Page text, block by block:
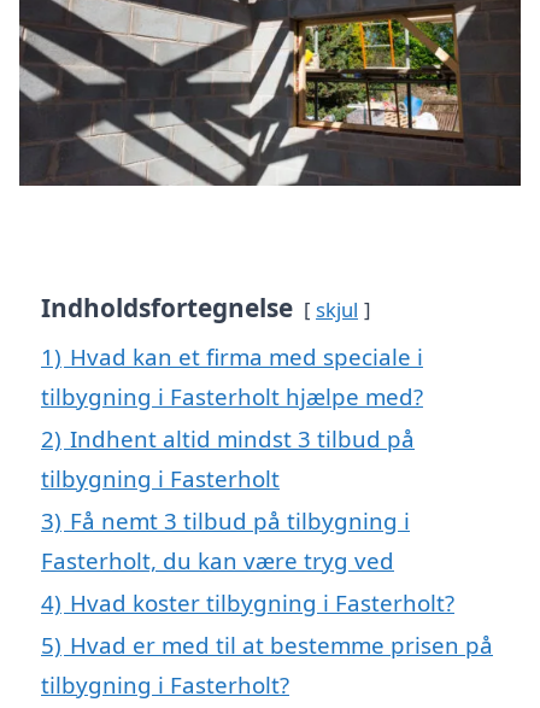
Indholdsfortegnelse skjul
1) Hvad kan et firma med speciale i
tilbygning i Fasterholt hjælpe med?
2) Indhent altid mindst 3 tilbud på
tilbygning i Fasterholt
3) Få nemt 3 tilbud på tilbygning i
Fasterholt, du kan være tryg ved
4) Hvad koster tilbygning i Fasterholt?
5) Hvad er med til at bestemme prisen på
tilbygning i Fasterholt?